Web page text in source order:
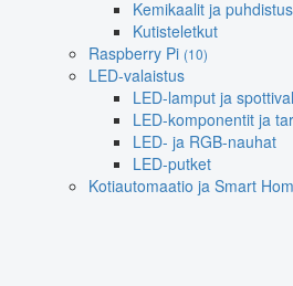
Kemikaalit ja puhdistus
Kutisteletkut
Raspberry Pi (10)
LED-valaistus
LED-lamput ja
LED-komponentit ja
LED- ja RGB-nauhat
LED-putket
Kotiautomaatio ja Smart